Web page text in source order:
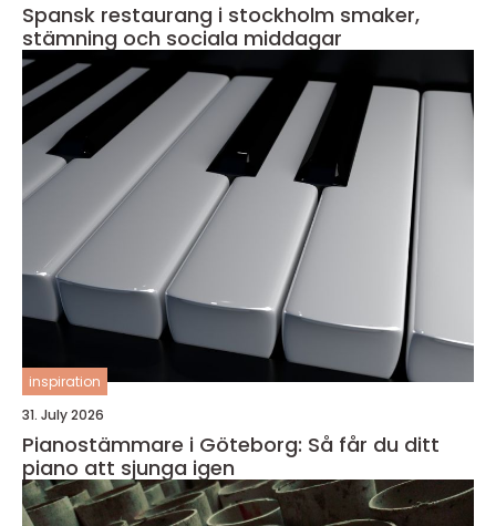
Spansk restaurang i stockholm smaker,
stämning och sociala middagar
inspiration
31. July 2026
Pianostämmare i Göteborg: Så får du ditt
piano att sjunga igen